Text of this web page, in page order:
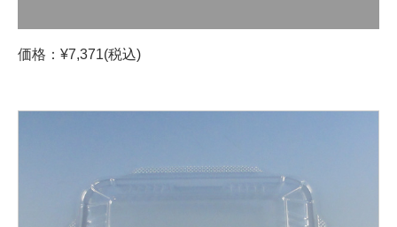
価格：¥7,371(税込)